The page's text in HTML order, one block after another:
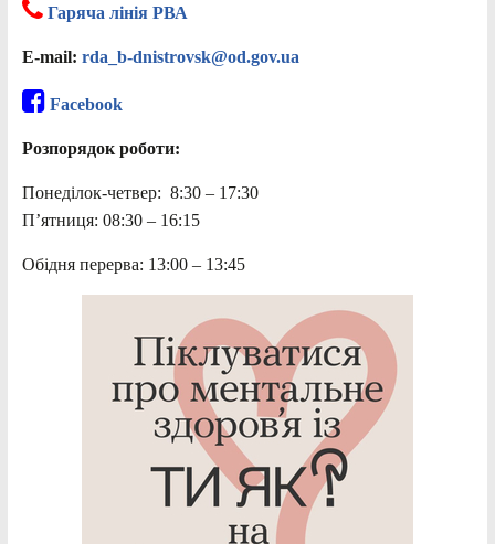
Гаряча лінія РВА
E-mail: rda_b-dnistrovsk@od.gov.ua
Facebook
Розпорядок роботи:
Понеділок-четвер: 8:30 – 17:30
П’ятниця: 08:30 – 16:15
Обідня перерва: 13:00 – 13:45